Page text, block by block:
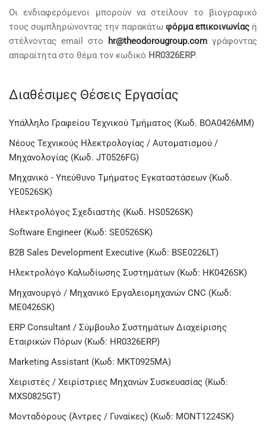
Οι ενδιαφερόμενοι μπορούν να στείλουν το βιογραφικό
τους συμπληρώνοντας την παρακάτω φόρμα επικοινωνίαςή
στέλνοντας email στο
hr@theodorougroup.com γράφοντας
απαραίτητα στο θέμα τον κωδικό HR0326ERP.
Διαθέσιμες Θέσεις Εργασίας
Υπάλληλο Γραφείου Τεχνικού Τμήματος (Κωδ. BOA0426MM)
Νέους Τεχνικούς Ηλεκτρολογίας / Αυτοματισμού /
Μηχανολογίας (Κωδ. JT0526FG)
Μηχανικό - Υπεύθυνο Τμήματος Εγκαταστάσεων (Κωδ.
YE0526SK)
Ηλεκτρολόγος Σχεδιαστής (Κωδ. HS0526SK)
Software Engineer (Κωδ: SE0526SK)
B2B Sales Development Executive (Κωδ: BSE0226LT)
Ηλεκτρολόγο Καλωδίωσης Συστημάτων (Κωδ: HK0426SK)
Μηχανουργό / Μηχανικό Εργαλειομηχανών CNC (Κωδ:
ME0426SK)
ERP Consultant / Σύμβουλο Συστημάτων Διαχείρισης
Εταιρικών Πόρων (Κωδ: HR0326ERP)
Marketing Assistant (Κωδ: MKT0925MA)
Χειριστές / Χειρίστριες Μηχανών Συσκευασίας (Κωδ:
MXS0825GT)
Μονταδόρους (Άντρες / Γυναίκες) (Κωδ: MONT1224SK)